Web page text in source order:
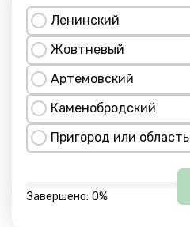
Ленинский
Жовтневый
Артемовский
Каменобродский
Пригород или область
Завершено: 0%